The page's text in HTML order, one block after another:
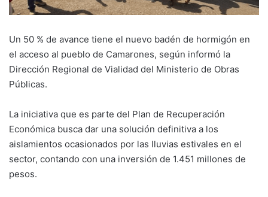
Un 50 % de avance tiene el nuevo badén de hormigón en
el acceso al pueblo de Camarones, según informó la
Dirección Regional de Vialidad del Ministerio de Obras
Públicas.
La iniciativa que es parte del Plan de Recuperación
Económica busca dar una solución definitiva a los
aislamientos ocasionados por las lluvias estivales en el
sector, contando con una inversión de 1.451 millones de
pesos.